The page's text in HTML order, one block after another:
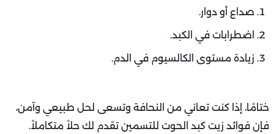
صداع أو دوار.
اضطرابات في الكبد.
زيادة مستوى الكالسيوم في الدم.
ختامًا، إذا كنت تعاني من النحافة وتسعى لحل طبيعي وآمن،
فإن فوائد زيت كبد الحوت للتسمين تقدم لك حلاً متكاملاً.